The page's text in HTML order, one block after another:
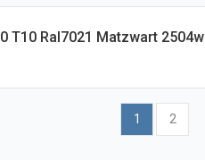
T10 Ral7021 Matzwart 2504w
1 2